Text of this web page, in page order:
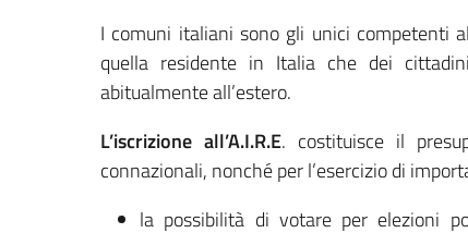
I comuni italiani sono gli unici competenti
quella residente in Italia che dei
abitualmente all’estero.
L’iscrizione all’A.I.R.E. costituisce il
connazionali, nonché per l’esercizio di
la possibilità di votare per elezioni